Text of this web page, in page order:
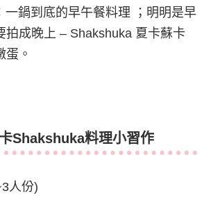
一鍋到底的早午餐料理 ； 明明是早
拍成晚上 – Shakshuka 夏卡蘇卡
蛋。
Shakshuka料理小習作
人份)